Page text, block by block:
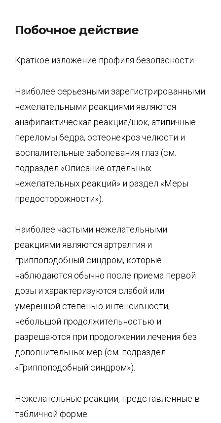
Побочное действие
Краткое изложение профиля безопасности
Наиболее серьезными зарегистрированными
нежелательными реакциями являются
анафилактическая реакция/шок, атипичные
переломы бедра, остеонекроз челюсти и
воспалительные заболевания глаз (см.
подраздел «Описание отдельных
нежелательных реакций» и раздел «Меры
предосторожности»).
Наиболее частыми нежелательными
реакциями являются артралгия и
гриппоподобный синдром, которые
наблюдаются обычно после приема первой
дозы и характеризуются слабой или
умеренной степенью интенсивности,
небольшой продолжительностью и
разрешаются при продолжении лечения без
дополнительных мер (см. подраздел
«Гриппоподобный синдром»).
Нежелательные реакции, представленные в
табличной форме